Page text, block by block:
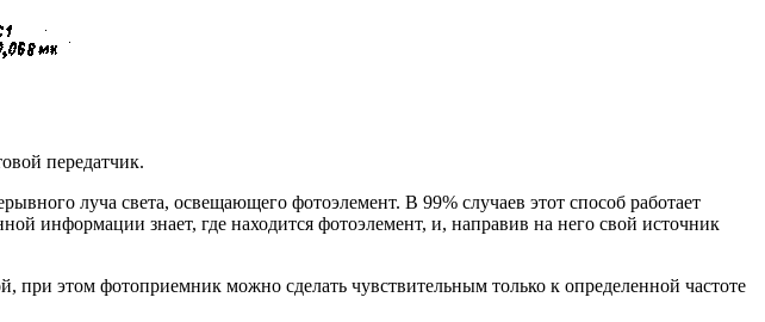
передатчик.
луча света, освещающего фотоэлемент. В 99% случаев этот способ работает
информации знает, где находится фотоэлемент, и, направив на него свой источник
этом фотоприемник можно сделать чувствительным только к определенной частоте